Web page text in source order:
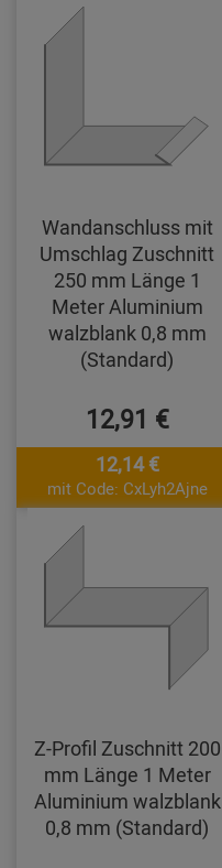
Wandanschluss mit
Umschlag Zuschnitt
250 mm Länge 1
Meter Aluminium
walzblank 0,8 mm
(Standard)
12,91 €
12,14 €
mit Code: CxLyh2Ajne
Z-Profil Zuschnitt 200
mm Länge 1 Meter
Aluminium walzblank
0,8 mm (Standard)